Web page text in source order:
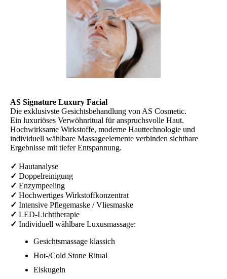
AS Signature Luxury Facial
Die exklusivste Gesichtsbehandlung von AS Cosmetic.
Ein luxuriöses Verwöhnritual für anspruchsvolle Haut.
Hochwirksame Wirkstoffe, moderne Hauttechnologie und
individuell wählbare Massageelemente verbinden sichtbare
Ergebnisse mit tiefer Entspannung.
✓ Hautanalyse
✓ Doppelreinigung
✓ Enzympeeling
✓ Hochwertiges Wirkstoffkonzentrat
✓ Intensive Pflegemaske / Vliesmaske
✓ LED-Lichttherapie
✓ Individuell wählbare Luxusmassage:
Gesichtsmassage klassich
Hot-/Cold Stone Ritual
Eiskugeln